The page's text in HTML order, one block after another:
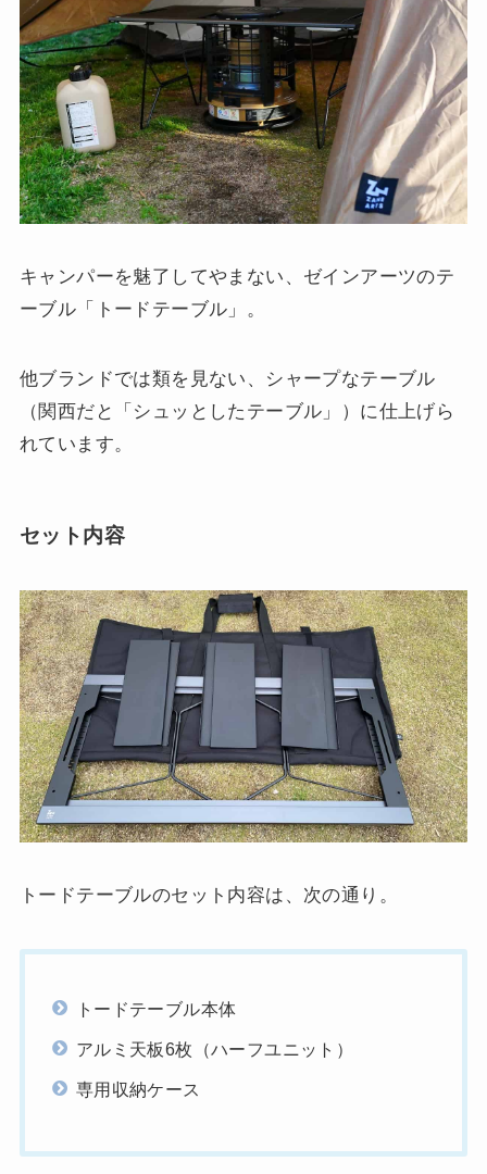
キャンパーを魅了してやまない、ゼインアーツのテ
ーブル「トードテーブル」。
他ブランドでは類を見ない、シャープなテーブル
（関西だと「シュッとしたテーブル」）に仕上げら
れています。
セット内容
トードテーブルのセット内容は、次の通り。
トードテーブル本体
アルミ天板6枚（ハーフユニット）
専用収納ケース